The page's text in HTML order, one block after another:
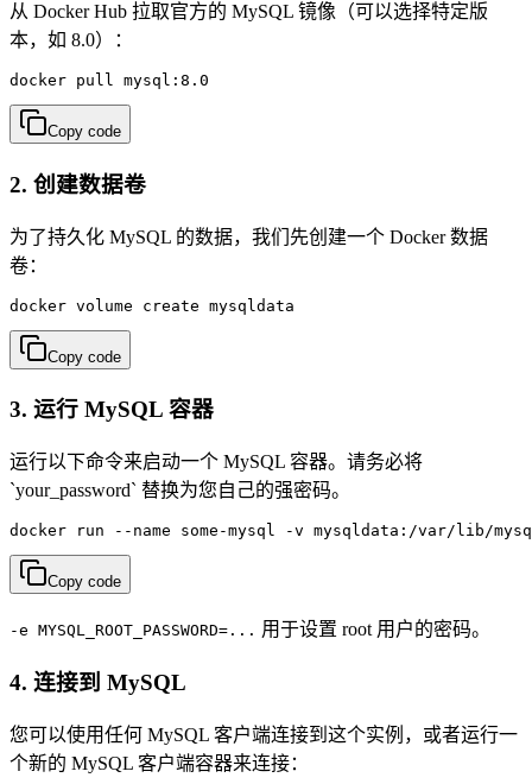
从 Docker Hub 拉取官方的 MySQL 镜像（可以选择特定版
本，如 8.0）：
docker pull mysql:8.0
Copy code
2. 创建数据卷
为了持久化 MySQL 的数据，我们先创建一个 Docker 数据
卷：
docker volume create mysqldata
Copy code
3. 运行 MySQL 容器
运行以下命令来启动一个 MySQL 容器。请务必将
`your_password` 替换为您自己的强密码。
docker run --name some-mysql -v mysqldata:/var/lib/mysql -e
Copy code
-e MYSQL_ROOT_PASSWORD=... 用于设置 root 用户的密码。
4. 连接到 MySQL
您可以使用任何 MySQL 客户端连接到这个实例，或者运行一
个新的 MySQL 客户端容器来连接：